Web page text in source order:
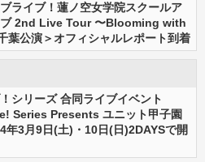
ライブ！蓮ノ空女学院スクールア
ブ 2nd Live Tour 〜Blooming with
葉公演＞オフィシャルレポート到着
シリーズ 合同ライブイベント
Series Presents ユニット甲子園
年3月9日(土)・10日(日)2DAYSで開